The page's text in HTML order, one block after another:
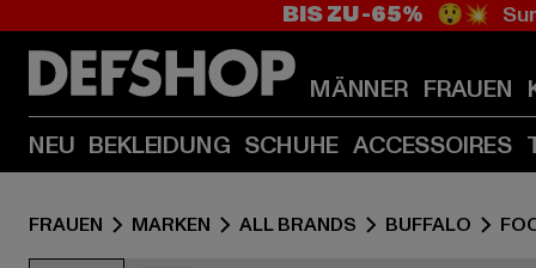
BIS ZU -65% 😲💥
MÄNNER FRAUEN
NEU BEKLEIDUNG SCHUHE ACCESSOIRES
FRAUEN MARKEN ALL BRANDS BUFFALO